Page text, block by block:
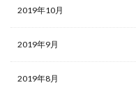
2019年10月
2019年9月
2019年8月